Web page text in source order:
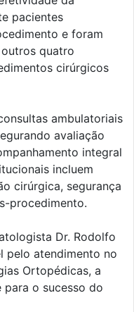
pacientes
e foram
quatro
cirúrgicos
ambulatoriais
avaliação
integral
incluem
cirúrgica, segurança
procedimento.
Dr. Rodolfo
pelo atendimento no
Ortopédicas, a
o sucesso do